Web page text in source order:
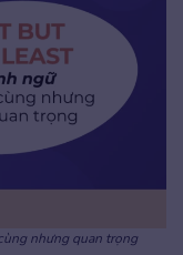
nhưng quan trọng